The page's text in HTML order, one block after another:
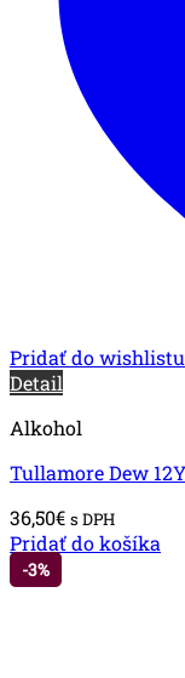
Pridať do wishlistu
Detail
Alkohol
Tullamore Dew
36,50€ s DPH
Pridať do košíka
-3%